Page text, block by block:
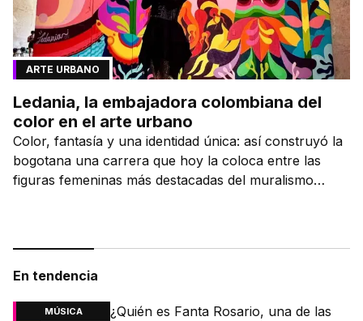
ARTE URBANO
Ledania, la embajadora colombiana del
color en el arte urbano
Color, fantasía y una identidad única: así construyó la
bogotana una carrera que hoy la coloca entre las
figuras femeninas más destacadas del muralismo
En tendencia
MÚSICA
¿Quién es Fanta Rosario, una de las